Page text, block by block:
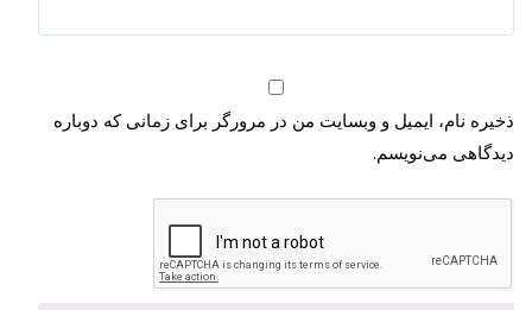
ذخیره نام، ایمیل و وبسایت من در مرورگر برای زمانی که دوباره
دیدگاهی می‌نویسم.